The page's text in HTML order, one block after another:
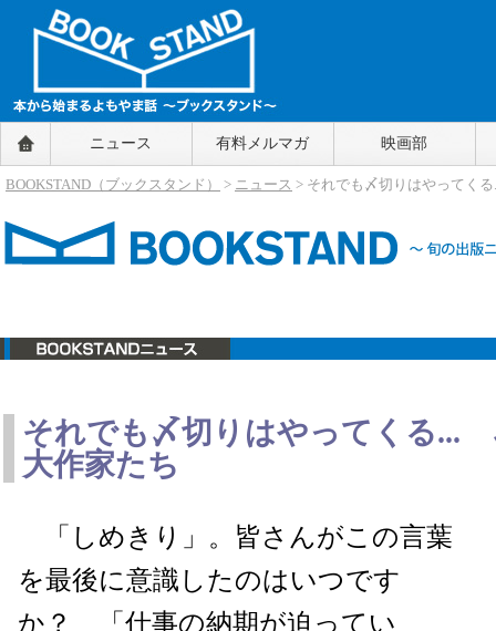
BOOKSTAND（ブックスタンド）
～本から始まるよもやま話～
BOOKSTAND（ブ
ニュース 有料メルマガ 映画部
BOOKSTAND（ブックスタンド） > ニュース > それでも〆切りはやってく
それでも〆切りはやってくる...
大作家たち
「しめきり」。皆さんがこの言葉
を最後に意識したのはいつです
か？ 「仕事の納期が迫ってい